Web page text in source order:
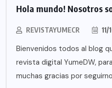
Hola mundo! Nosotros
REVISTAYUMECR 11/
Bienvenidos todos al blog
revista digital YumeDW,
muchas gracias por